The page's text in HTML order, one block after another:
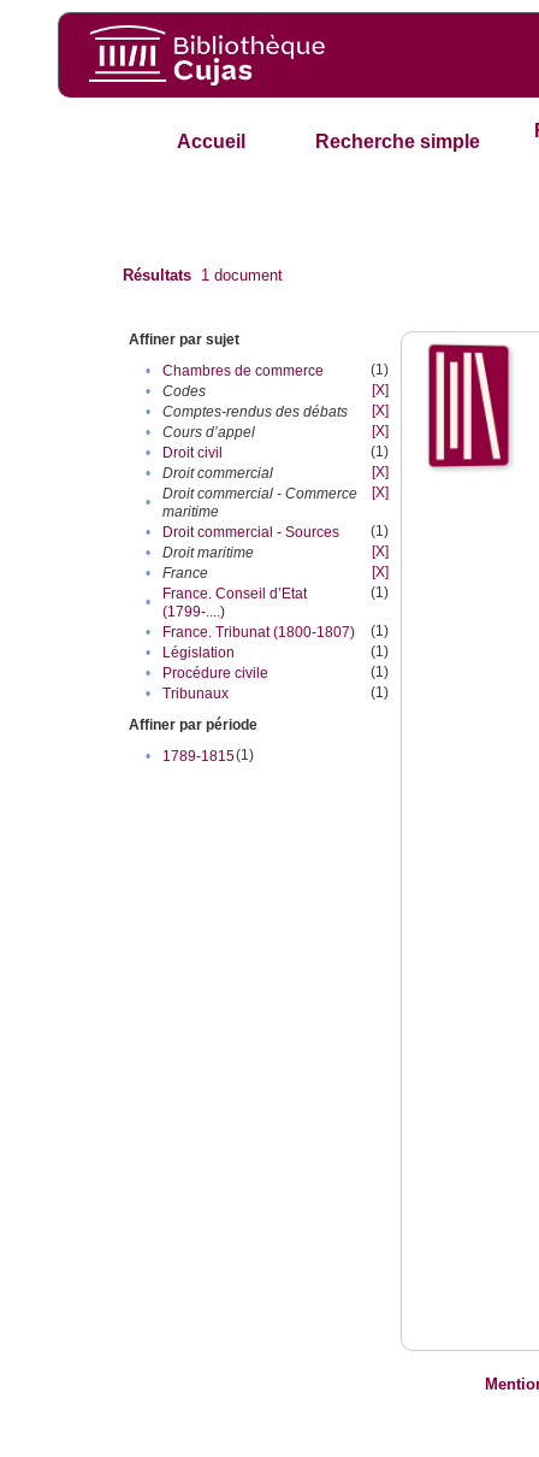
Accueil Recherche simple
Résultats 1 document
Affiner par sujet
•
Chambres de commerce
(1)
•
Codes
[X]
•
Comptes-rendus des débats
[X]
•
Cours d’appel
[X]
•
Droit civil
(1)
•
Droit commercial
[X]
•
Droit commercial - Commerce
maritime
[X]
• Droit commercial - Sources
(1)
•
Droit maritime
[X]
•
France
[X]
•
France. Conseil d’Etat
(1799-....)
(1)
• France. Tribunat (1800-1807)
(1)
•
Législation
(1)
•
Procédure civile
(1)
•
Tribunaux
(1)
Affiner par période
•
1789-1815(1)